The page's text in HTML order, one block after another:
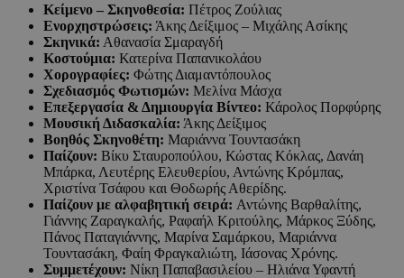
Κείμενο – Σκηνοθεσία: Πέτρος Ζούλιας
Ενορχηστρώσεις: Άκης Δείξιμος – Μιχάλης Ασίκης
Σκηνικά: Αθανασία Σμαραγδή
Κοστούμια: Κατερίνα Παπανικολάου
Χορογραφίες: Φώτης Διαμαντόπουλος
Σχεδιασμός Φωτισμών: Μελίνα Μάσχα
Επεξεργασία & Δημιουργία Βίντεο: Κάρολος Πορφύρης
Μουσική Διδασκαλία: Άκης Δείξιμος
Βοηθός Σκηνοθέτη: Μαριάννα Τουντασάκη
Παίζουν: Βίκυ Σταυροπούλου, Κώστας Κόκλας, Δανάη
Μπάρκα, Λευτέρης Ελευθερίου, Αντώνης Κρόμπας,
Χριστίνα Τσάφου και Θοδωρής Αθερίδης.
Παίζουν με αλφαβητική σειρά: Αντώνης Βαρθαλίτης,
Γιάννης Ζαραγκαλής, Ραφαήλ Κριτούλης, Μάρκος Ξύδης,
Πάνος Παταγιάννης, Μαρίνα Σαμάρκου, Μαριάννα
Τουντασάκη, Φαίη Φραγκαλιώτη, Ιάσονας Χρόνης.
Συμμετέχουν: Νίκη Παπαβασιλείου – Ηλιάνα Υφαντή